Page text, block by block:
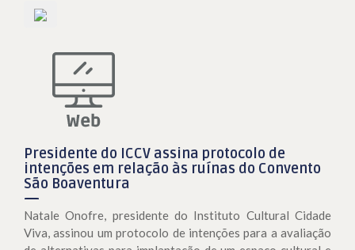
Presidente do ICCV assina protocolo de
intenções em relação às ruínas do Convento
São Boaventura
Natale Onofre, presidente do Instituto Cultural Cidade
Viva, assinou um protocolo de intenções para a avaliação